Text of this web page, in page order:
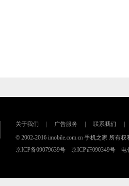
关于我们 广告服务 联系我们
© 2002-2016 imobile.com.cn 手机之家 所有权
京ICP备09079639号 京ICP证090349号 电